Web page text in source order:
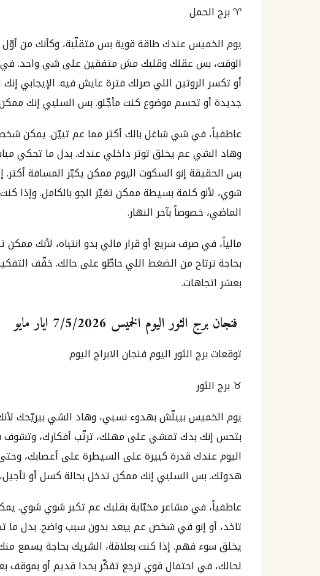
♈ برج الحمل
يوم الخميس عندك طاقة قوية بس متقلّبة، وكأنك من
الوقت، بس عقلك وقلبك مش متفقين على شي واحد. في
أو تكسر الروتين اللي صرلك فترة عايش فيه. الإيجابي
جديدة أو تحسم موضوع كنت مأجّلو. بس السلبي إنك ممكن
عاطفياً، في شي شاغل بالك أكتر مما عم تبيّن. يمكن
وهاد الشي عم يخلق توتر داخلي عندك. بدل ما تحكي
بس الحقيقة إنو السكوت اليوم ممكن يكبّر المسافة
شوي، لأنو كلمة بسيطة ممكن تغيّر الجو بالكامل. وإذا
الماضي، خصوصاً بآخر النهار.
مالياً، في صرف سريع أو قرار مالي بدو انتباه، لأنك
بحاجة ترتاح من الضغط اللي حاطّو على حالك. خفّف
بعشر اتجاهات.
فنجان برج الثور اليوم الخميس 7/5/2026 ايار مايو
توقعات برج الثور اليوم فنجان الابراج اليوم
♉ برج الثور
يوم الخميس بيبلّش بهدوء نسبي، وهاد الشي بيريّحك
بتحس إنك بدك تمشي على مهلك، ترتّب أفكارك، وتشوف شو
اليوم عندك قدرة كبيرة على السيطرة على أعصابك،
هدوئك. بس السلبي إنك ممكن تدخل بحالة كسل أو
عاطفياً، في مشاعر مخبّاية بقلبك عم تكبر شوي شوي.
تاخد، أو إنو في شخص عم يبعد بدون سبب واضح. بدل
يخلق سوء فهم. إذا كنت بعلاقة، الشريك بحاجة يسمع
لحالك، في احتمال قوي ترجع تفكّر بحدا قديم أو بموقف